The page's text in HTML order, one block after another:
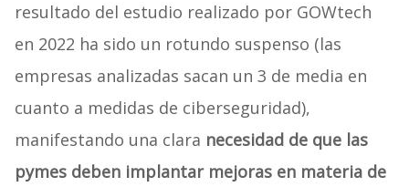
resultado del estudio realizado por GOWtech
en 2022 ha sido un rotundo suspenso (las
empresas analizadas sacan un 3 de media en
cuanto a medidas de ciberseguridad),
manifestando una clara necesidad de que las
pymes deben implantar mejoras en materia de